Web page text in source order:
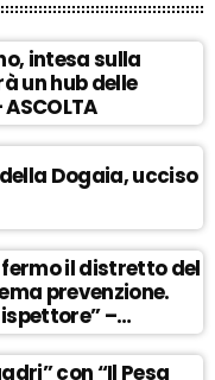
intesa sulla
un hub delle
Dogaia, ucciso
il distretto del
prevenzione.
–
con “Il Pesa